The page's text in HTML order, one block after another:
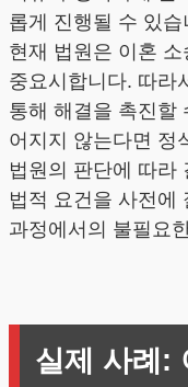
롭게 진행될 수 있습
현재 법원은 이혼
중요시합니다. 따라
통해 해결을 촉진할
어지지 않는다면 정
법원의 판단에 따라
법적 요건을 사전에
과정에서의 불필요
실제 사례: